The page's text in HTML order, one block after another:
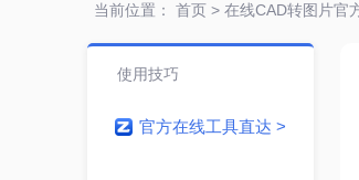
当前位置： 首页> 在线CAD转图片官
使用技巧
官方在线工具直达 >